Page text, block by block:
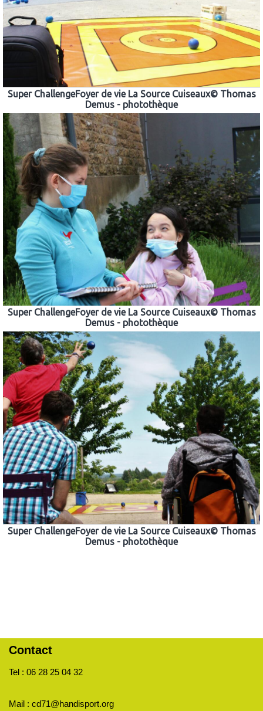
Super ChallengeFoyer de vie La Source Cuiseaux© Thomas
Demus - photothèque
Super ChallengeFoyer de vie La Source Cuiseaux© Thomas
Demus - photothèque
Super ChallengeFoyer de vie La Source Cuiseaux© Thomas
Demus - photothèque
Contact
Tel : 06 28 25 04 32
Mail : cd71@handisport.org